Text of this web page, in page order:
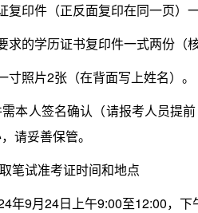
印件（正反面复印在同一页）一
的学历证书复印件一式两份（核
照片2张（在背面写上姓名）。
人签名确认（请报考人员提前
请妥善保管。
试准考证时间和地点
9月24日上午9:00至12:00，下